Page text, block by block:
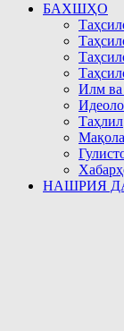
БАХШҲО
Илм ва
Таҳлил
НАШРИЯ